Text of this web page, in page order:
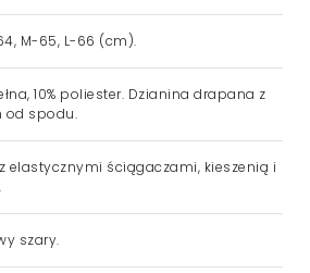
M-65, L-66 (cm).
10% poliester. Dzianina drapana z
od spodu.
elastycznymi ściągaczami, kieszenią i
szary.